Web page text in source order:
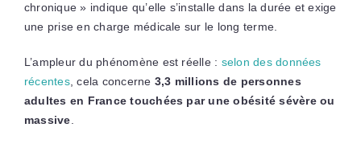
chronique » indique qu’elle s’installe dans la durée et exige
une prise en charge médicale sur le long terme.
L’ampleur du phénomène est réelle : selon des données
récentes, cela concerne 3,3 millions de personnes
adultes en France touchées par une obésité sévère ou
massive